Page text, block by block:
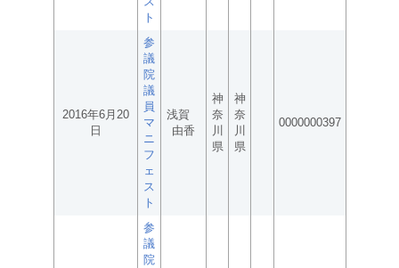
ト
2016年6月20
日
参
議
院
議
員
マ
ニ
フ
ェ
ス
ト
浅賀
由香
神
奈
川
県
神
奈
川
県
0000000397
参
議
院